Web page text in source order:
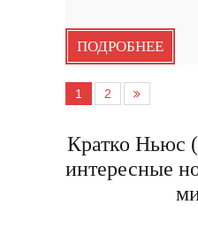
ПОДРОБНЕЕ
1 2
Кратко Ньюс
интересные